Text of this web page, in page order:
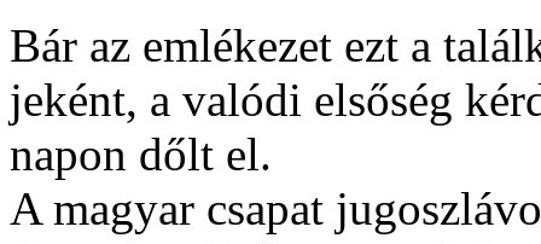
Bár az emlékezet ezt a
jeként, a valódi elsőség
napon dőlt el.
A magyar csapat